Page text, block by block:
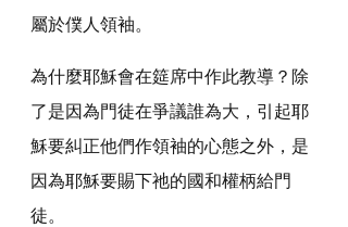
屬於僕人領袖。
為什麼耶穌會在筵席中作此教導？除
了是因為門徒在爭議誰為大，引起耶
穌要糾正他們作領袖的心態之外，是
因為耶穌要賜下祂的國和權柄給門
徒。